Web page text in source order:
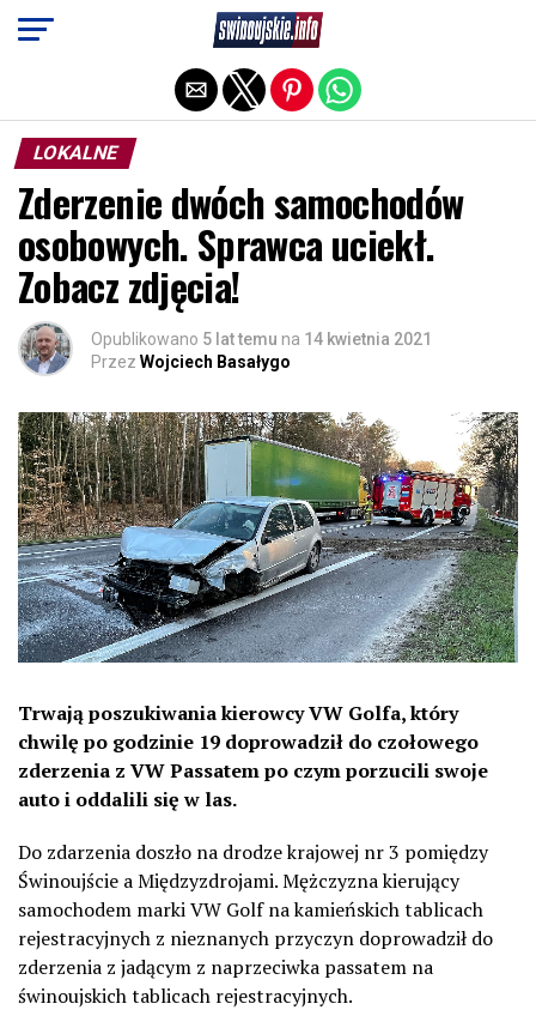
LOKALNE
Zderzenie dwóch samochodów
osobowych. Sprawca uciekł.
Zobacz zdjęcia!
Opublikowano 5 lat temu na 14 kwietnia 2021
Przez Wojciech Basałygo
Trwają poszukiwania kierowcy VW Golfa, który
chwilę po godzinie 19 doprowadził do czołowego
zderzenia z VW Passatem po czym porzucili swoje
auto i oddalili się w las.
Do zdarzenia doszło na drodze krajowej nr 3 pomiędzy
Świnoujście a Międzyzdrojami. Mężczyzna kierujący
samochodem marki VW Golf na kamieńskich tablicach
rejestracyjnych z nieznanych przyczyn doprowadził do
zderzenia z jadącym z naprzeciwka passatem na
świnoujskich tablicach rejestracyjnych.
Exit mobile version